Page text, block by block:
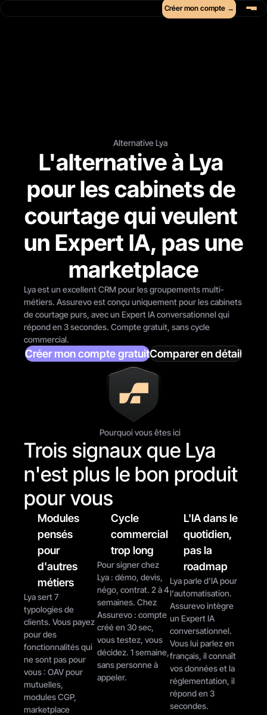
Créer mon compte →
Alternative Lya
L'alternative à Lya
pour les cabinets de
courtage qui veulent
un Expert IA, pas une
marketplace
Lya est un excellent CRM pour les groupements multi-
métiers. Assurevo est conçu uniquement pour les cabinets
de courtage purs, avec un Expert IA conversationnel qui
répond en 3 secondes. Compte gratuit, sans cycle
commercial.
Créer mon compte gratuitComparer en détail
Pourquoi vous êtes ici
Trois signaux que Lya
n'est plus le bon produit
pour vous
Modules
pensés
pour
d'autres
métiers
Lya sert 7
typologies de
clients. Vous payez
pour des
fonctionnalités qui
ne sont pas pour
vous : OAV pour
mutuelles,
modules CGP,
marketplace
Cycle
commercial
trop long
Pour signer chez
Lya : démo, devis,
négo, contrat. 2 à 4
semaines. Chez
Assurevo : compte
créé en 30 sec,
vous testez, vous
décidez. 1 semaine,
sans personne à
appeler.
L'IA dans le
quotidien,
pas la
roadmap
Lya parle d'IA pour
l'automatisation.
Assurevo intègre
un Expert IA
conversationnel.
Vous lui parlez en
français, il connaît
vos données et la
réglementation, il
répond en 3
secondes.